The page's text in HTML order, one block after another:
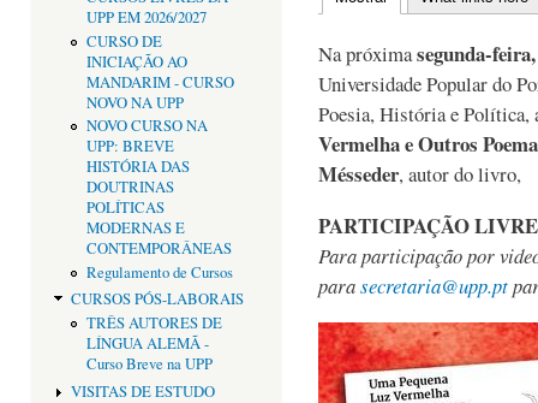
UPP EM 2026/2027
CURSO DE
INICIAÇÃO AO
MANDARIM - CURSO
NOVO NA UPP
NOVO CURSO NA
UPP: BREVE
HISTÓRIA DAS
DOUTRINAS
POLÍTICAS
MODERNAS E
CONTEMPORÂNEAS
Regulamento de Cursos
CURSOS PÓS-LABORAIS
TRÊS AUTORES DE
LÍNGUA ALEMÃ -
Curso Breve na UPP
VISITAS DE ESTUDO
Separadores
Na próximasegunda-
Universidade Popular do
Poesia, História e
Vermelha e Outros
Mésseder, autor do livro,
PARTICIPAÇÃO LIVRE
Para participação por
parasecretaria@upp.pt